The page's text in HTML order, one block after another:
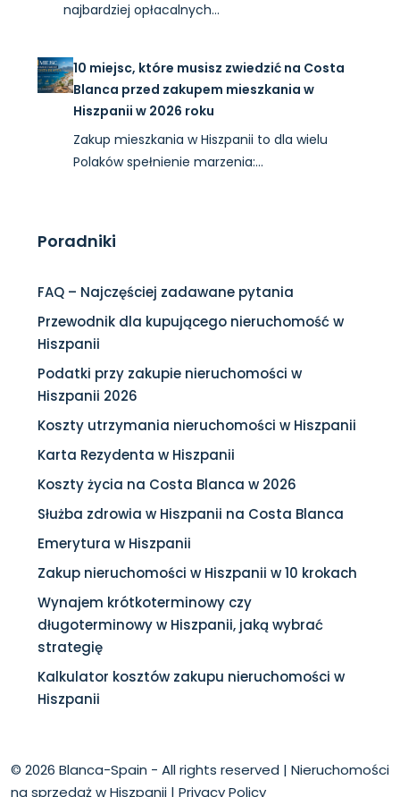
najbardziej opłacalnych…
10 miejsc, które musisz zwiedzić na Costa
Blanca przed zakupem mieszkania w
Hiszpanii w 2026 roku
Zakup mieszkania w Hiszpanii to dla wielu
Polaków spełnienie marzenia:…
Poradniki
FAQ – Najczęściej zadawane pytania
Przewodnik dla kupującego nieruchomość w
Hiszpanii
Podatki przy zakupie nieruchomości w
Hiszpanii 2026
Koszty utrzymania nieruchomości w Hiszpanii
Karta Rezydenta w Hiszpanii
Koszty życia na Costa Blanca w 2026
Służba zdrowia w Hiszpanii na Costa Blanca
Emerytura w Hiszpanii
Zakup nieruchomości w Hiszpanii w 10 krokach
Wynajem krótkoterminowy czy
długoterminowy w Hiszpanii, jaką wybrać
strategię
Kalkulator kosztów zakupu nieruchomości w
Hiszpanii
© 2026 Blanca-Spain - All rights reserved | Nieruchomości
na sprzedaż w Hiszpanii | Privacy Policy